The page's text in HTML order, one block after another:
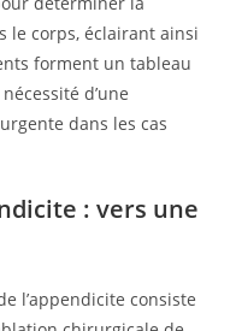
le corps, éclairant ainsi
forment un tableau
d’une
dans les cas
: vers une
l’appendicite consiste